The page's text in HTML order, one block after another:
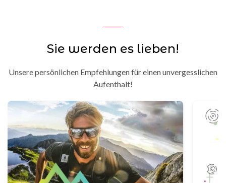
Sie werden es lieben!
Unsere persönlichen Empfehlungen für einen unvergesslichen
Aufenthalt!